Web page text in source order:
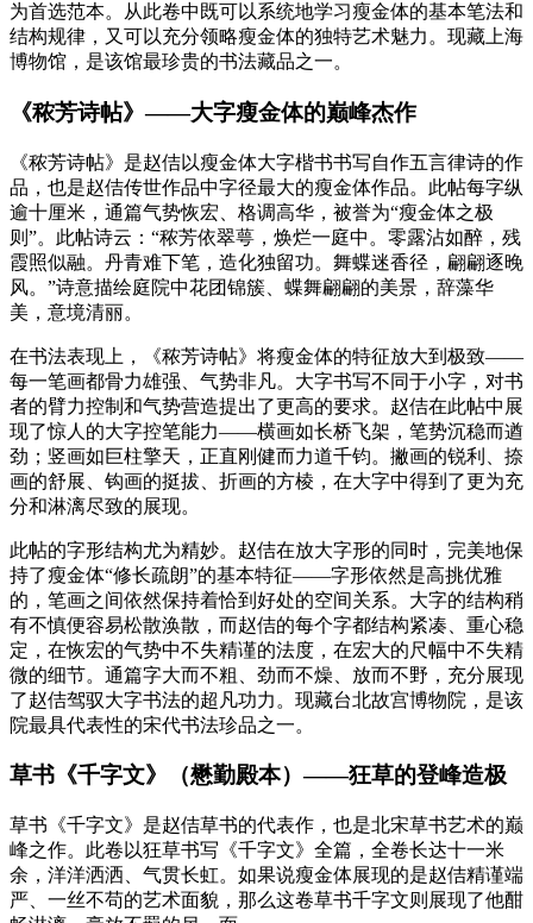
为首选范本。从此卷中既可以系统地学习瘦金体的基本笔法和
结构规律，又可以充分领略瘦金体的独特艺术魅力。现藏上海
博物馆，是该馆最珍贵的书法藏品之一。
《秾芳诗帖》——大字瘦金体的巅峰杰作
《秾芳诗帖》是赵佶以瘦金体大字楷书书写自作五言律诗的作
品，也是赵佶传世作品中字径最大的瘦金体作品。此帖每字纵
逾十厘米，通篇气势恢宏、格调高华，被誉为“瘦金体之极
则”。此帖诗云：“秾芳依翠萼，焕烂一庭中。零露沾如醉，残
霞照似融。丹青难下笔，造化独留功。舞蝶迷香径，翩翩逐晚
风。”诗意描绘庭院中花团锦簇、蝶舞翩翩的美景，辞藻华
美，意境清丽。
在书法表现上，《秾芳诗帖》将瘦金体的特征放大到极致——
每一笔画都骨力雄强、气势非凡。大字书写不同于小字，对书
者的臂力控制和气势营造提出了更高的要求。赵佶在此帖中展
现了惊人的大字控笔能力——横画如长桥飞架，笔势沉稳而遒
劲；竖画如巨柱擎天，正直刚健而力道千钧。撇画的锐利、捺
画的舒展、钩画的挺拔、折画的方棱，在大字中得到了更为充
分和淋漓尽致的展现。
此帖的字形结构尤为精妙。赵佶在放大字形的同时，完美地保
持了瘦金体“修长疏朗”的基本特征——字形依然是高挑优雅
的，笔画之间依然保持着恰到好处的空间关系。大字的结构稍
有不慎便容易松散涣散，而赵佶的每个字都结构紧凑、重心稳
定，在恢宏的气势中不失精谨的法度，在宏大的尺幅中不失精
微的细节。通篇字大而不粗、劲而不燥、放而不野，充分展现
了赵佶驾驭大字书法的超凡功力。现藏台北故宫博物院，是该
院最具代表性的宋代书法珍品之一。
草书《千字文》（懋勤殿本）——狂草的登峰造极
草书《千字文》是赵佶草书的代表作，也是北宋草书艺术的巅
峰之作。此卷以狂草书写《千字文》全篇，全卷长达十一米
余，洋洋洒洒、气贯长虹。如果说瘦金体展现的是赵佶精谨端
严、一丝不苟的艺术面貌，那么这卷草书千字文则展现了他酣